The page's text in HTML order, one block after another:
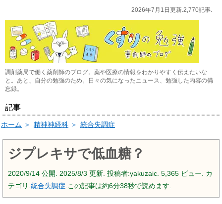
2026年7月1日更新.2,770記事.
調剤薬局で働く薬剤師のブログ。薬や医療の情報をわかりやすく伝えたいな
と。あと、自分の勉強のため。日々の気になったニュース、勉強した内容の備
忘録。
記事
ホーム ＞ 精神神経科 ＞ 統合失調症
ジプレキサで低血糖？
2020/9/14 公開. 2025/8/3 更新. 投稿者:yakuzaic. 5,365 ビュー. カ
テゴリ:統合失調症 .この記事は約6分38秒で読めます.